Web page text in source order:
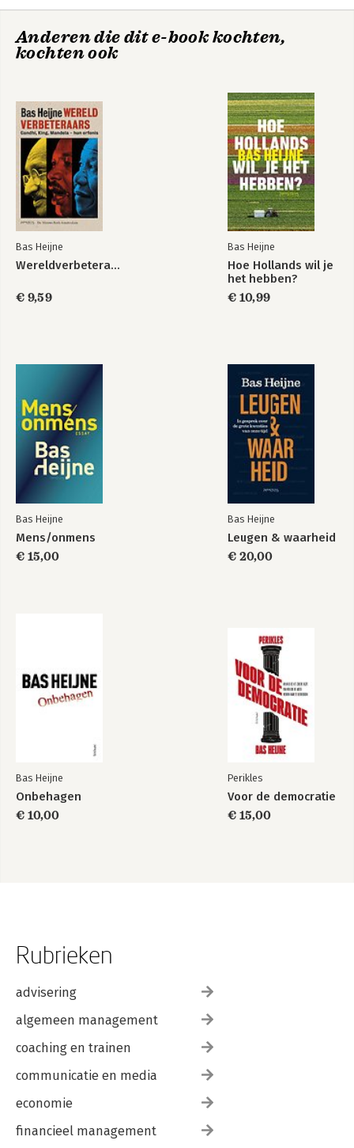
Mens/onmens Voor de democratie
Voor de democratie
Bekijk alle boeken
Anderen die dit e-book kochten,
kochten ook
Bas Heijne
Wereldverbeteraars
€ 9,59
Bas Heijne
Hoe Hollands wil je
het hebben?
€ 10,99
Bas Heijne
Mens/onmens
€ 15,00
Bas Heijne
Leugen & waarheid
€ 20,00
Bas Heijne
Onbehagen
€ 10,00
Perikles
Voor de democratie
€ 15,00
Rubrieken
advisering
algemeen management
coaching en trainen
communicatie en media
economie
financieel management